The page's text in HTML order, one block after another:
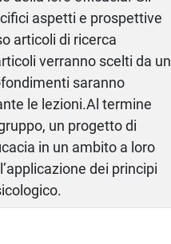
aspetti e prospettive
articoli di ricerca
verranno scelti da un
saranno
le lezioni.Al termine
un progetto di
in un ambito a loro
dei principi